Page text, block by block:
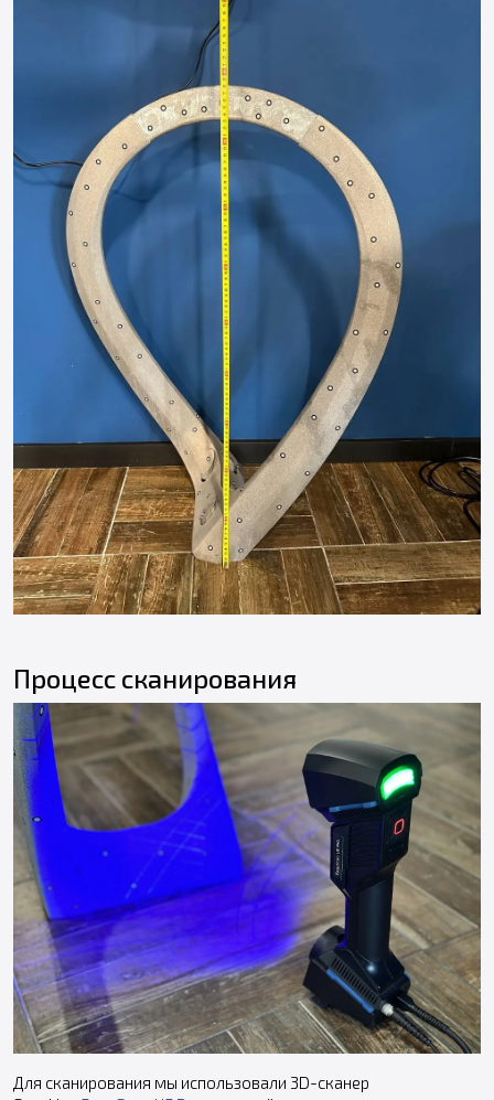
Процесс сканирования
Для сканирования мы использовали 3D-сканер